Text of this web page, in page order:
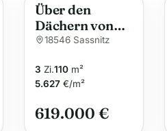
Über den
Dächern von
Sassnitz –
Penthouse-
Wohnung
18546 Sassnitz
3 Zi.110 m²
5.627 €/m²
619.000 €